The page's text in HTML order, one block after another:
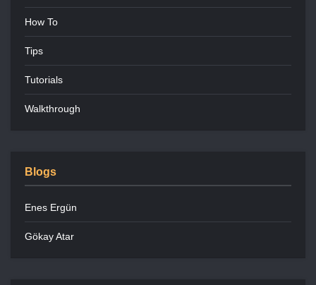
How To
Tips
Tutorials
Walkthrough
Blogs
Enes Ergün
Gökay Atar